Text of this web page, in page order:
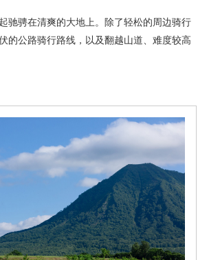
驰骋在清爽的大地上。除了轻松的周边骑行
的公路骑行路线，以及翻越山道、难度较高